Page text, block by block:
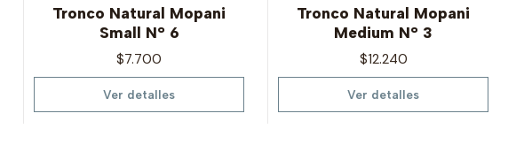
Tronco Natural Mopani
Small N° 6
$7.700
Ver detalles
Tronco Natural Mopani
Medium N° 3
$12.240
Ver detalles